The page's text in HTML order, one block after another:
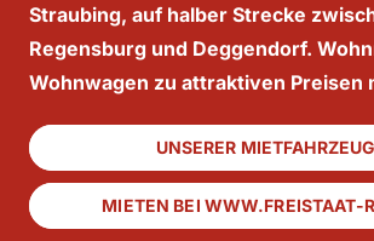
Straubing, auf halber Strecke
Regensburg und Deggendorf.
Wohnwagen zu attraktiven Preisen
UNSERER
MIETEN BEI WWW.FREISTAAT-